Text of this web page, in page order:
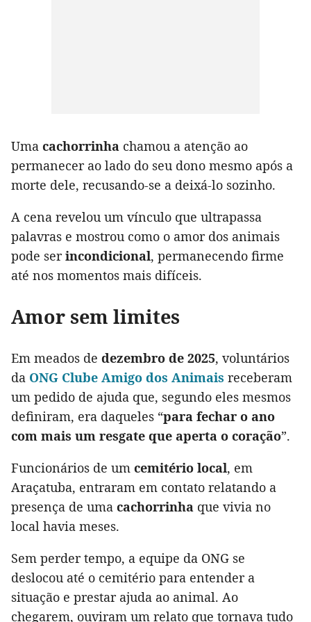
Uma cachorrinha chamou a atenção ao
permanecer ao lado do seu dono mesmo após a
morte dele, recusando-se a deixá-lo sozinho.
A cena revelou um vínculo que ultrapassa
palavras e mostrou como o amor dos animais
pode serincondicional, permanecendo firme
até nos momentos mais difíceis.
Amor sem limites
Em meados de dezembro de 2025, voluntários
da ONG Clube Amigo dos Animais receberam
um pedido de ajuda que, segundo eles mesmos
definiram, era daqueles “para fechar o ano
com mais um resgate que aperta o coração”.
Funcionários de um cemitério local, em
Araçatuba, entraram em contato relatando a
presença de uma cachorrinha que vivia no
local havia meses.
Sem perder tempo, a equipe da ONG se
deslocou até o cemitério para entender a
situação e prestar ajuda ao animal. Ao
chegarem, ouviram um relato que tornava tudo